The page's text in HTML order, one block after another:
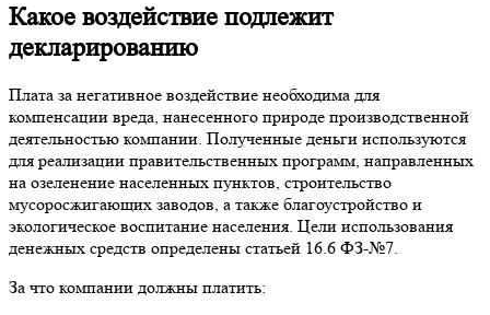
Какое воздействие подлежит
декларированию
Плата за негативное воздействие необходима для
компенсации вреда, нанесенного природе производственной
деятельностью компании. Полученные деньги используются
для реализации правительственных программ, направленных
на озеленение населенных пунктов, строительство
мусоросжигающих заводов, а также благоустройство и
экологическое воспитание населения. Цели использования
денежных средств определены статьей 16.6 ФЗ-№7.
За что компании должны платить: